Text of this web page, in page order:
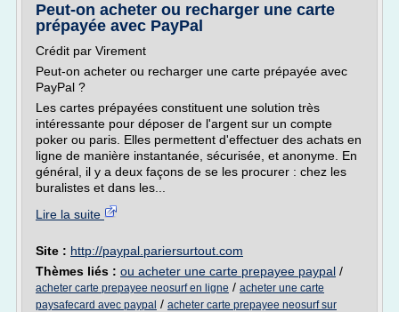
Peut-on acheter ou recharger une carte
prépayée avec PayPal
Crédit par Virement
Peut-on acheter ou recharger une carte prépayée avec
PayPal ?
Les cartes prépayées constituent une solution très
intéressante pour déposer de l'argent sur un compte
poker ou paris. Elles permettent d'effectuer des achats en
ligne de manière instantanée, sécurisée, et anonyme. En
général, il y a deux façons de se les procurer : chez les
buralistes et dans les...
Lire la suite
Site : http://paypal.pariersurtout.com
Thèmes liés : ou acheter une carte prepayee paypal /
acheter carte prepayee neosurf en ligne / acheter une carte
paysafecard avec paypal / acheter carte prepayee neosurf sur